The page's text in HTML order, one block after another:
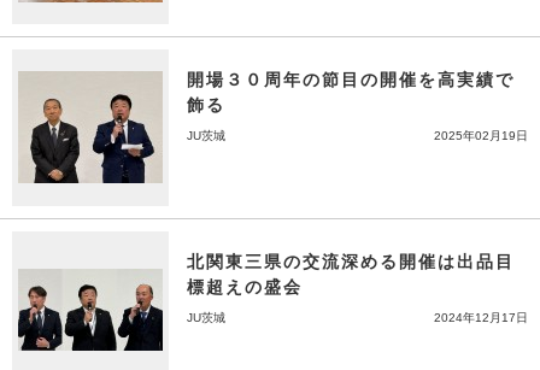
開場３０周年の節目の開催を高実績で
飾る
JU茨城 2025年02月19日
北関東三県の交流深める開催は出品目
標超えの盛会
JU茨城 2024年12月17日